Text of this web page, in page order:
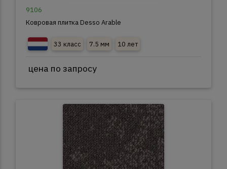
9106
Ковровая плитка Desso Arable
33 класс 7.5 мм 10 лет
цена по запросу